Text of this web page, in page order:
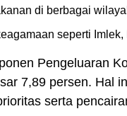
di berbagai
seperti
Pengeluaran
7,89 persen. Hal
serta